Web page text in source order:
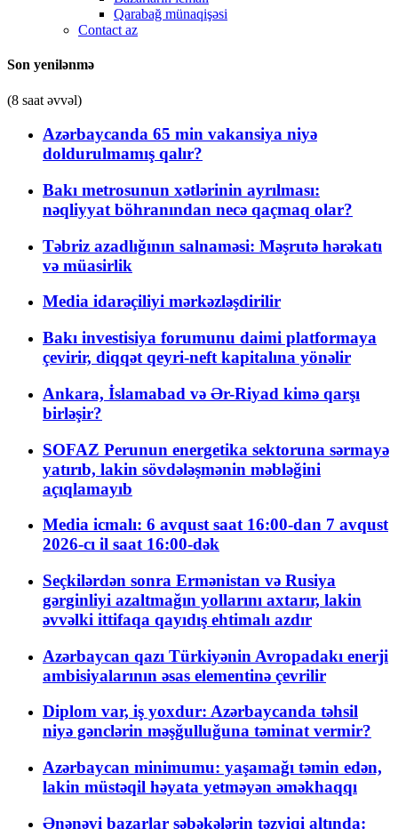
Qarabağ münaqişəsi
Contact az
Son yenilənmə
(8 saat əvvəl)
Azərbaycanda 65 min vakansiya niyə
doldurulmamış qalır?
Bakı metrosunun xətlərinin ayrılması:
nəqliyyat böhranından necə qaçmaq olar?
Təbriz azadlığının salnaməsi: Məşrutə hərəkatı
və müasirlik
Media idarəçiliyi mərkəzləşdirilir
Bakı investisiya forumunu daimi platformaya
çevirir, diqqət qeyri-neft kapitalına yönəlir
Ankara, İslamabad və Ər-Riyad kimə qarşı
birləşir?
SOFAZ Perunun energetika sektoruna sərmayə
yatırıb, lakin sövdələşmənin məbləğini
açıqlamayıb
Media icmalı: 6 avqust saat 16:00-dan 7 avqust
2026-cı il saat 16:00-dək
Seçkilərdən sonra Ermənistan və Rusiya
gərginliyi azaltmağın yollarını axtarır, lakin
əvvəlki ittifaqa qayıdış ehtimalı azdır
Azərbaycan qazı Türkiyənin Avropadakı enerji
ambisiyalarının əsas elementinə çevrilir
Diplom var, iş yoxdur: Azərbaycanda təhsil
niyə gənclərin məşğulluğuna təminat vermir?
Azərbaycan minimumu: yaşamağı təmin edən,
lakin müstəqil həyata yetməyən əməkhaqqı
Ənənəvi bazarlar şəbəkələrin təzyiqi altında: